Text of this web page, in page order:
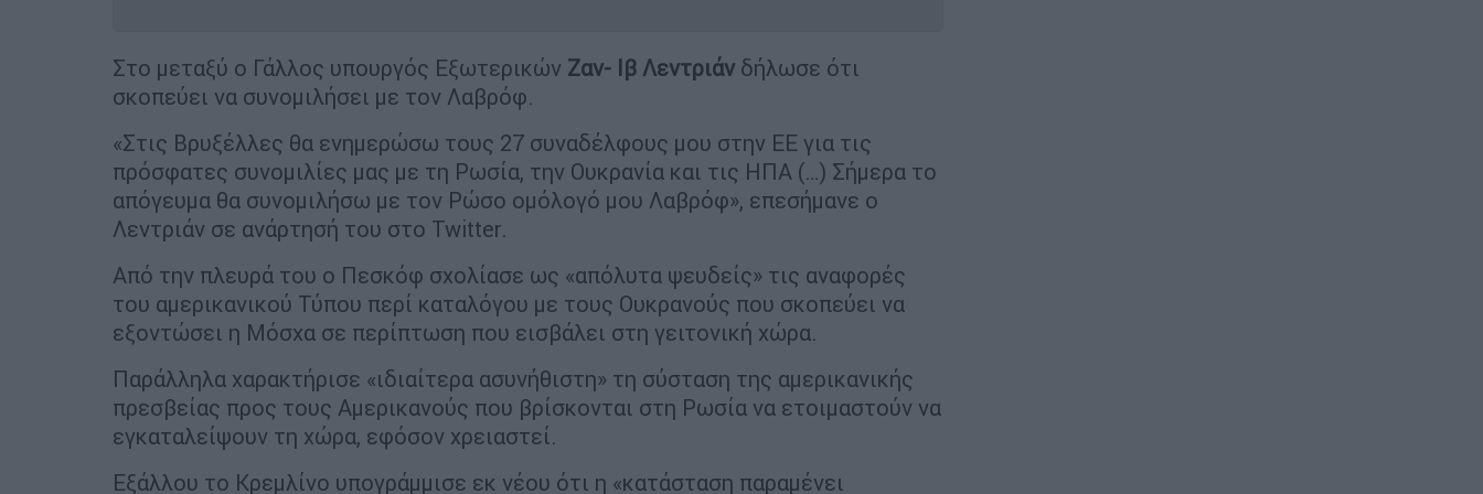
Στο μεταξύ ο Γάλλος υπουργός Εξωτερικών Ζαν- Ιβ Λεντριάν δήλωσε ότι
σκοπεύει να συνομιλήσει με τον Λαβρόφ.
«Στις Βρυξέλλες θα ενημερώσω τους 27 συναδέλφους μου στην ΕΕ για τις
πρόσφατες συνομιλίες μας με τη Ρωσία, την Ουκρανία και τις ΗΠΑ (…) Σήμερα το
απόγευμα θα συνομιλήσω με τον Ρώσο ομόλογό μου Λαβρόφ», επεσήμανε ο
Λεντριάν σε ανάρτησή του στο Twitter.
Από την πλευρά του ο Πεσκόφ σχολίασε ως «απόλυτα ψευδείς» τις αναφορές
του αμερικανικού Τύπου περί καταλόγου με τους Ουκρανούς που σκοπεύει να
εξοντώσει η Μόσχα σε περίπτωση που εισβάλει στη γειτονική χώρα.
Παράλληλα χαρακτήρισε «ιδιαίτερα ασυνήθιστη» τη σύσταση της αμερικανικής
πρεσβείας προς τους Αμερικανούς που βρίσκονται στη Ρωσία να ετοιμαστούν να
εγκαταλείψουν τη χώρα, εφόσον χρειαστεί.
Εξάλλου το Κρεμλίνο υπογράμμισε εκ νέου ότι η «κατάσταση παραμένει